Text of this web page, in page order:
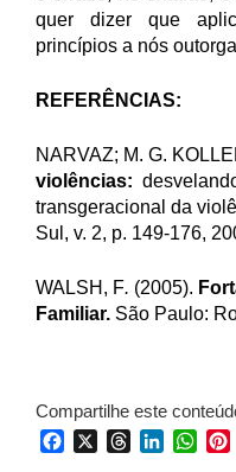
quer dizer que
princípios a nós
REFERÊNCIAS:
NARVAZ; M. G.
violências:
transgeracional da
Sul, v. 2, p. 149-176,
WALSH, F. (2005).
Familiar. São Paulo:
Compartilhe este
FacebookThreadsLinkedIn